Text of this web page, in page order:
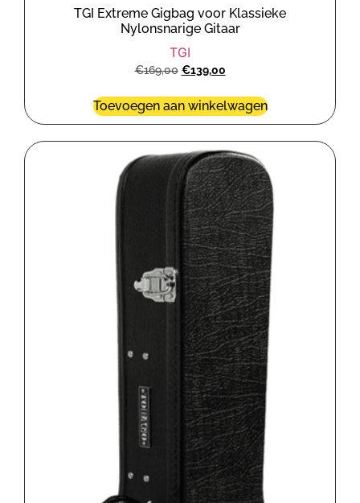
TGI Extreme Gigbag voor Klassieke
Nylonsnarige Gitaar
TGI
€169,00 €139,00
Toevoegen aan winkelwagen